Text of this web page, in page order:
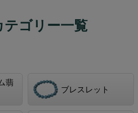
テゴリー一覧
翡
ブレスレット